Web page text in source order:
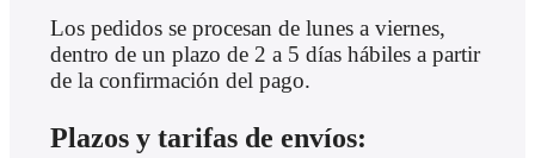
Los pedidos se procesan de lunes a viernes,
dentro de un plazo de 2 a 5 días hábiles a partir
de la confirmación del pago.
Plazos y tarifas de envíos: